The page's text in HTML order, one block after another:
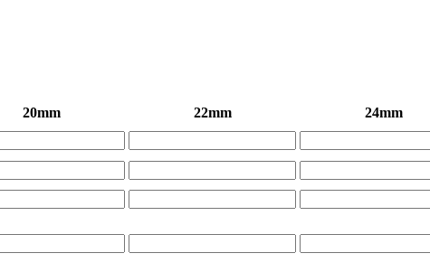
20mm 22mm
24mm